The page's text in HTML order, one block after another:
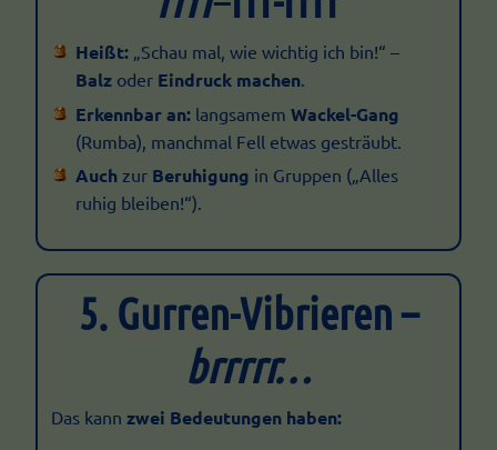
Heißt:„Schau mal, wie wichtig ich bin!“ –
Balzoder Eindruck machen.
Erkennbar an:langsamem Wackel-Gang
(Rumba), manchmal Fell etwas gesträubt.
Auchzur Beruhigung in Gruppen („Alles
ruhig bleiben!“).
5. Gurren-Vibrieren –
brrrrr…
Das kann zwei Bedeutungen haben: